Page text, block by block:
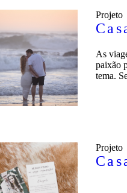
Projeto
As
paixão
tema.
Projeto